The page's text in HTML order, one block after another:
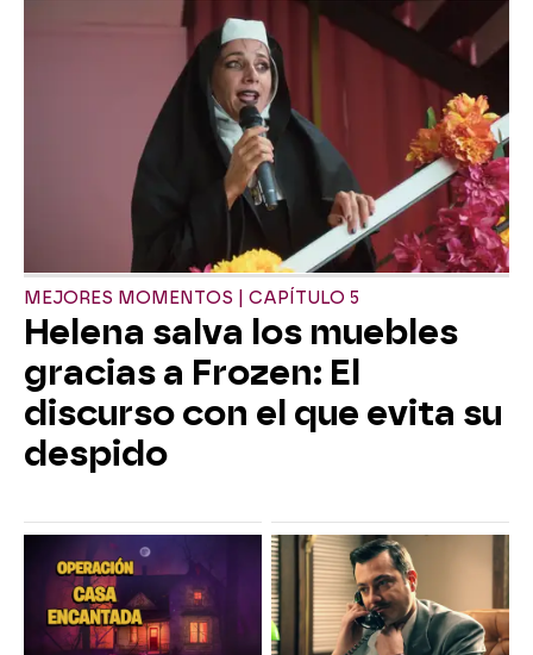
MEJORES MOMENTOS | CAPÍTULO 5
Helena salva los muebles
gracias a Frozen: El
discurso con el que evita su
despido